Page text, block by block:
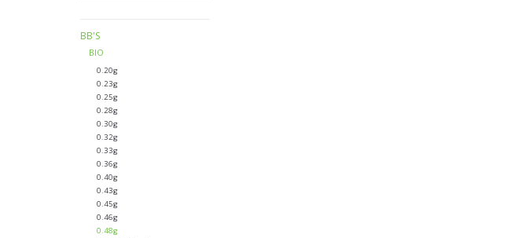
BB'S
BIO
0.20g
0.23g
0.25g
0.28g
0.30g
0.32g
0.33g
0.36g
0.40g
0.43g
0.45g
0.46g
0.48g